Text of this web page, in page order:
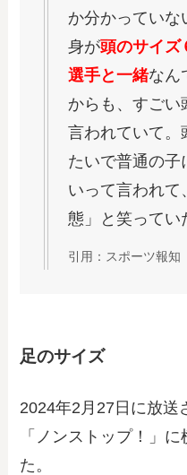
か分かっていな
身が頭のサイズ
選手と一緒なん
からも、すごい
言われていて。
たいで普通の子
いって言われて
態」と笑ってい
引用：スポーツ報知
足のサイズ
2024年2月27日に放送
「ノンストップ！」
た。